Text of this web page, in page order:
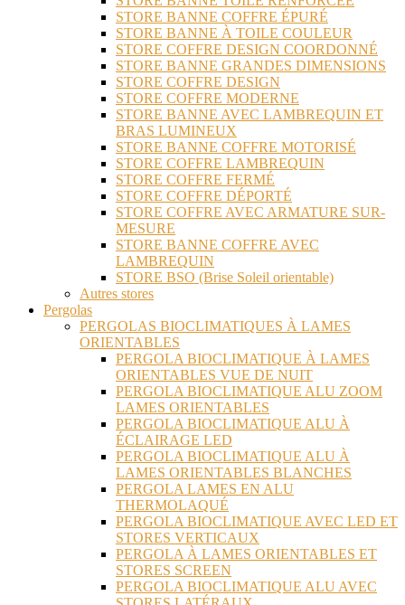
STORE BANNE COFFRE ÉPURÉ
STORE BANNE À TOILE COULEUR
STORE COFFRE DESIGN COORDONNÉ
STORE BANNE GRANDES DIMENSIONS
STORE COFFRE DESIGN
STORE COFFRE MODERNE
STORE BANNE AVEC LAMBREQUIN ET
BRAS LUMINEUX
STORE BANNE COFFRE MOTORISÉ
STORE COFFRE LAMBREQUIN
STORE COFFRE FERMÉ
STORE COFFRE DÉPORTÉ
STORE COFFRE AVEC ARMATURE SUR-
MESURE
STORE BANNE COFFRE AVEC
LAMBREQUIN
STORE BSO (Brise Soleil orientable)
Autres stores
Pergolas
PERGOLAS BIOCLIMATIQUES À LAMES
ORIENTABLES
PERGOLA BIOCLIMATIQUE À LAMES
ORIENTABLES VUE DE NUIT
PERGOLA BIOCLIMATIQUE ALU ZOOM
LAMES ORIENTABLES
PERGOLA BIOCLIMATIQUE ALU À
ÉCLAIRAGE LED
PERGOLA BIOCLIMATIQUE ALU À
LAMES ORIENTABLES BLANCHES
PERGOLA LAMES EN ALU
THERMOLAQUÉ
PERGOLA BIOCLIMATIQUE AVEC LED ET
STORES VERTICAUX
PERGOLA À LAMES ORIENTABLES ET
STORES SCREEN
PERGOLA BIOCLIMATIQUE ALU AVEC